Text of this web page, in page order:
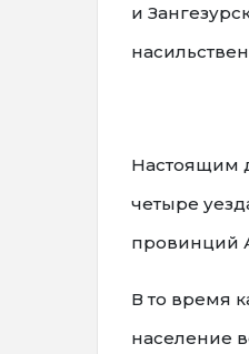
и
Настоящим
четыре
провинций
В то время
население